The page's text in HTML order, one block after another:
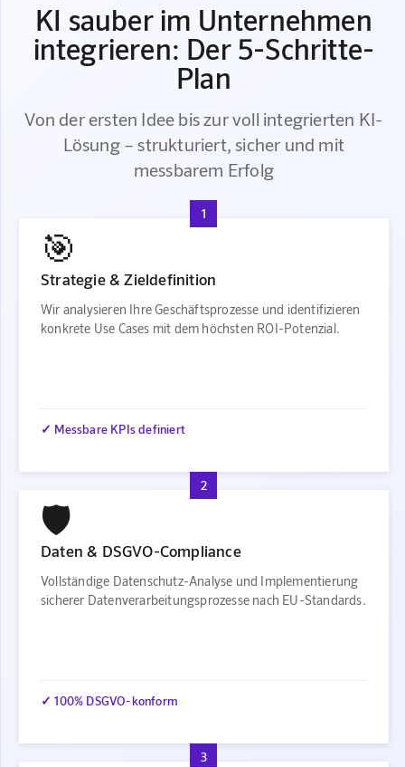
KI sauber im Unternehmen
integrieren: Der 5-Schritte-
Plan
Von der ersten Idee bis zur voll integrierten KI-
Lösung – strukturiert, sicher und mit
messbarem Erfolg
1
🎯
Strategie & Zieldefinition
Wir analysieren Ihre Geschäftsprozesse und identifizieren
konkrete Use Cases mit dem höchsten ROI-Potenzial.
✓ Messbare KPIs definiert
2
🛡️
Daten & DSGVO-Compliance
Vollständige Datenschutz-Analyse und Implementierung
sicherer Datenverarbeitungsprozesse nach EU-Standards.
✓ 100% DSGVO-konform
3